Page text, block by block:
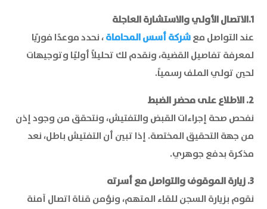
1.الاتصال الأولي والاستشارة العاجلة
عند التواصل معشركة أسس المحاماة ، نحدد موعدًا فوريًا
لمعرفة تفاصيل القضية، ونقدم لك تحليلاً أوليًا وتوجيهات
لحين تولي الملف رسمياً.
2. الاطلاع على محضر الضبط
نفحص صحة إجراءات القبض والتفتيش، ونتحقق من وجود إذن
من جهة التحقيق المختصة. إذا تبين أن التفتيش باطل، نعد
مذكرة بدفع جوهري.
3. زيارة الموقوف والتواصل مع أسرته
نقوم بزيارة السجن للقاء المتهم، ونؤمن قناة اتصال آمنة